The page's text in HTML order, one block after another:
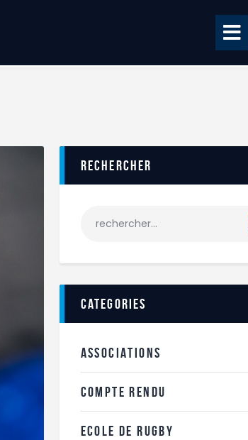
Rechercher
categories
ASSOCIATIONS
COMPTE RENDU
ECOLE DE RUGBY